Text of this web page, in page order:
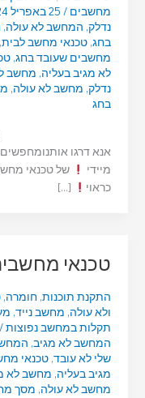
מחשבים / 25 באפריל 2024
נדלק, המחשב לא עולה,
בחג, טכנאי מחשב לבית,
מחשבים שעובד בחג,
לא מגיב בעליה, מחשב
נדלק, מחשב לא עולה,
בחג
אנא דרגו
מיידי
של טכנאי
כראוי
[…]
טכנאי
התקנת תוכנות, חומרה,
ולא עולה, מחשב נייד,
תקלות במחשב נפוצות/
המחשב לא מגיב,
שלי לא עובד, טכנאי
מגיב בעליה, מחשב לא
מחשב לא עולה, מסך